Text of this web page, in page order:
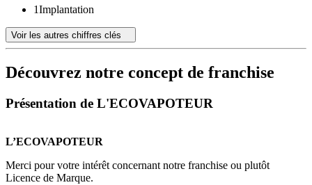
1Implantation
Voir les autres chiffres clés
Découvrez notre concept de franchise
Présentation de L'ECOVAPOTEUR
L’ECOVAPOTEUR
Merci pour votre intérêt concernant notre franchise ou plutôt
Licence de Marque.